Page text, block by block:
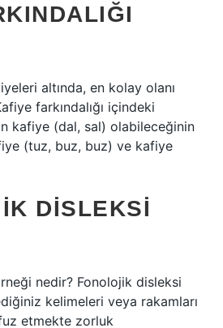
altında, en kolay olanı
farkındalığı içindeki
kafiye (dal, sal) olabileceğinin
(tuz, buz, buz) ve kafiye
DISLEKSI
nedir? Fonolojik disleksi
kelimeleri veya rakamları
etmekte zorluk